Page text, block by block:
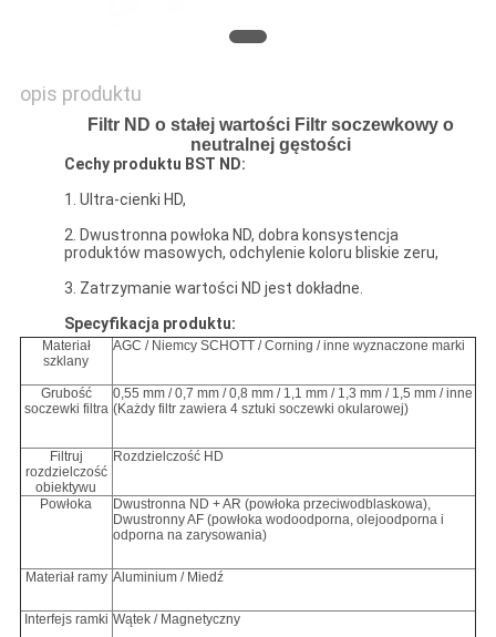
opis produktu
Filtr ND o stałej wartości Filtr soczewkowy o
neutralnej gęstości
Cechy produktu BST ND:
1. Ultra-cienki HD,
2. Dwustronna powłoka ND, dobra konsystencja
produktów masowych, odchylenie koloru bliskie zeru,
3. Zatrzymanie wartości ND jest dokładne.
Specyfikacja produktu:
Materiał
szklany
AGC / Niemcy SCHOTT / Corning / inne wyznaczone marki
Grubość
soczewki filtra
0,55 mm / 0,7 mm / 0,8 mm / 1,1 mm / 1,3 mm / 1,5 mm / inne
(Każdy filtr zawiera 4 sztuki soczewki okularowej)
Filtruj
rozdzielczość
obiektywu
Rozdzielczość HD
Powłoka
Dwustronna ND + AR (powłoka przeciwodblaskowa),
Dwustronny AF (powłoka wodoodporna, olejoodporna i
odporna na zarysowania)
Materiał ramy Aluminium / Miedź
Interfejs ramki Wątek / Magnetyczny